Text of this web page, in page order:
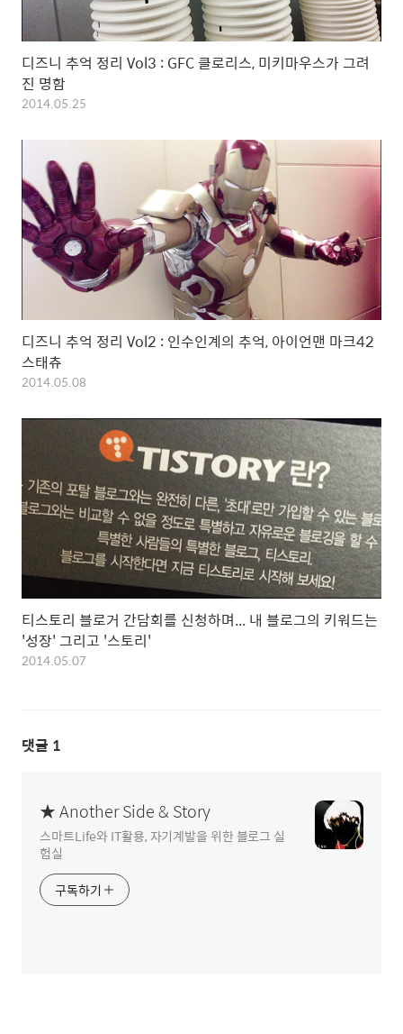
디즈니 추억 정리 Vol3 : GFC 클로리스, 미키마우스가 그려
진 명함
2014.05.25
디즈니 추억 정리 Vol2 : 인수인계의 추억, 아이언맨 마크42
스태츄
2014.05.08
티스토리 블로거 간담회를 신청하며... 내 블로그의 키워드는
'성장' 그리고 '스토리'
2014.05.07
댓글 1
★ Another Side & Story
스마트Life와 IT활용, 자기계발을 위한 블로그 실
험실
구독하기